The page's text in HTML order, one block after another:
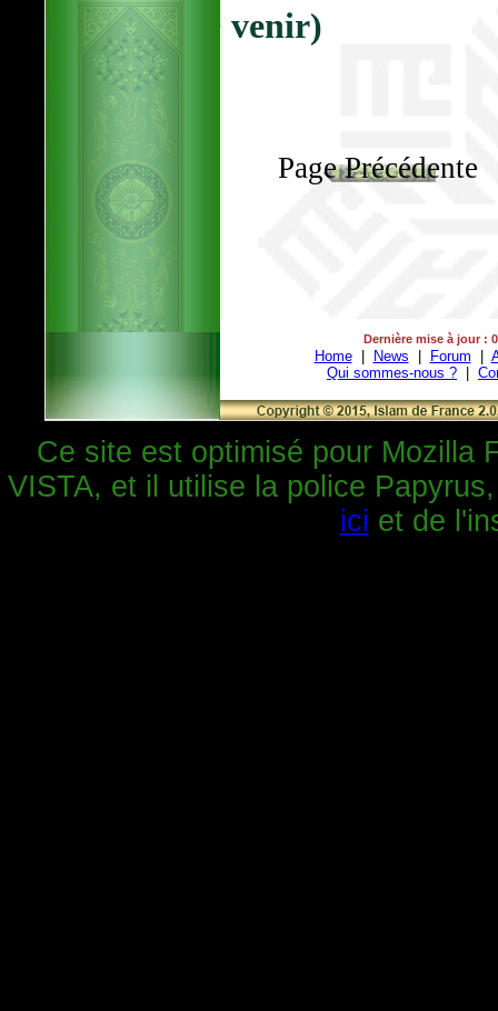
venir)
Page Précédente
Dernière mise à jour :
Home| News Forum
Qui sommes-nous ?
Ce site est optimisé pour Mozilla
VISTA, et il utilise la police
ici et de